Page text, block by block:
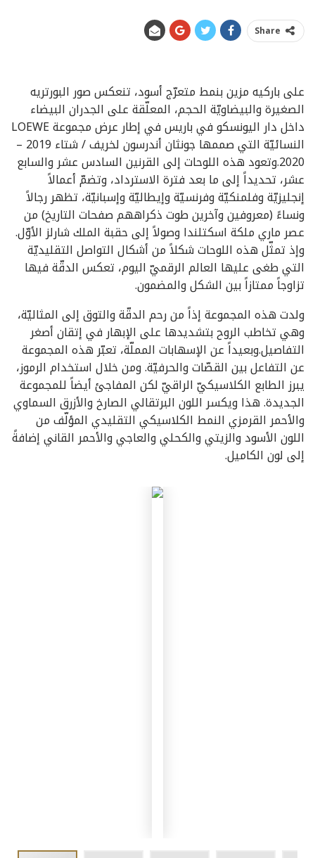
Share
على باركيه مزين بنمط متعرّج أسود، تنعكس صور البورتريه
الصغيرة والبيضاويّة الحجم، المعلّقة على الجدران البيضاء
داخل دار اليونسكو في باريس في إطار عرض مجموعة LOEWE
النسائيّة التي صممها جونثان أندرسون لخريف / شتاء 2019 –
2020.وتعود هذه اللوحات إلى القرنين السادس عشر والسابع
عشر، تحديداً إلى ما بعد فترة الاسترداد، وتضمّ أعمالاً
إنجليزيّة وفلمنكيّة وفرنسيّة وإيطاليّة وإسبانيّة، تظهر رجالاً
ونساءً (معروفين وآخرين طوت ذكراههم صفحات التاريخ) من
عصر ماري ملكة اسكتلندا وصولاً إلى حقبة الملك شارلز الأوّل.
وإذ تمثّل هذه اللوحات شكلاً من أشكال التواصل التقليديّة
التي طغى عليها العالم الرقميّ اليوم، تعكس الدقّة فيها
تزاوجاً ممتازاً بين الشكل والمضمون.
ولدت هذه المجموعة إذاً من رحم الدقّة والتوق إلى المثاليّة،
وهي تخاطب الروح بتشديدها على الإبهار في إتقان أصغر
التفاصيل.وبعيداً عن الإسهابات المملّة، تعبّر هذه المجموعة
عن التفاعل بين القصّات والحرفيّة. ومن خلال استخدام الرموز،
يبرز الطابع الكلاسيكيّ الراقيّ لكن المفاجئ أيضاً للمجموعة
الجديدة. هذا ويكسر اللون البرتقالي الصارخ والأزرق السماوي
والأحمر القرمزي النمط الكلاسيكي التقليدي المؤلّف من
اللون الأسود والزيتي والكحلي والعاجي والأحمر القاني إضافةً
إلى لون الكاميل.